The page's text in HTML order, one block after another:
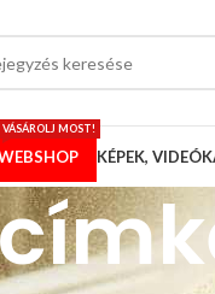
VÁSÁROLJ MOST!
KÉPEK, VIDEÓK